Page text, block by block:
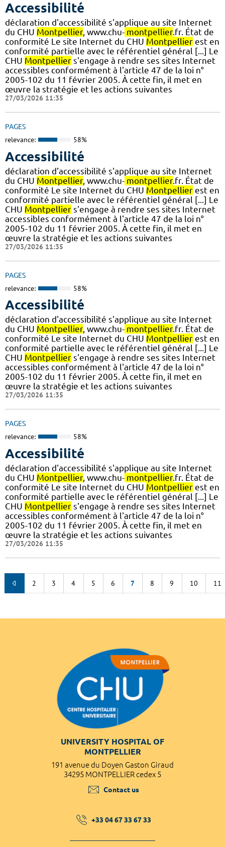
Accessibilité
déclaration d'accessibilité s'applique au site Internet
du CHU Montpellier, www.chu- montpellier.fr. État de
conformité Le site Internet du CHU Montpellier est en
conformité partielle avec le référentiel général [...] Le
CHU Montpellier s'engage à rendre ses sites Internet
accessibles conformément à l'article 47 de la loi n°
2005-102 du 11 février 2005. À cette fin, il met en
œuvre la stratégie et les actions suivantes
27/03/2026 11:35
PAGES
relevance: 58%
Accessibilité
déclaration d'accessibilité s'applique au site Internet
du CHU Montpellier, www.chu- montpellier.fr. État de
conformité Le site Internet du CHU Montpellier est en
conformité partielle avec le référentiel général [...] Le
CHU Montpellier s'engage à rendre ses sites Internet
accessibles conformément à l'article 47 de la loi n°
2005-102 du 11 février 2005. À cette fin, il met en
œuvre la stratégie et les actions suivantes
27/03/2026 11:35
PAGES
relevance: 58%
Accessibilité
déclaration d'accessibilité s'applique au site Internet
du CHU Montpellier, www.chu- montpellier.fr. État de
conformité Le site Internet du CHU Montpellier est en
conformité partielle avec le référentiel général [...] Le
CHU Montpellier s'engage à rendre ses sites Internet
accessibles conformément à l'article 47 de la loi n°
2005-102 du 11 février 2005. À cette fin, il met en
œuvre la stratégie et les actions suivantes
27/03/2026 11:35
PAGES
relevance: 58%
Accessibilité
déclaration d'accessibilité s'applique au site Internet
du CHU Montpellier, www.chu- montpellier.fr. État de
conformité Le site Internet du CHU Montpellier est en
conformité partielle avec le référentiel général [...] Le
CHU Montpellier s'engage à rendre ses sites Internet
accessibles conformément à l'article 47 de la loi n°
2005-102 du 11 février 2005. À cette fin, il met en
œuvre la stratégie et les actions suivantes
27/03/2026 11:35
2 3 4 5 6 7 8 9 10 11
UNIVERSITY HOSPITAL OF
MONTPELLIER
191 avenue du Doyen Gaston Giraud
34295 MONTPELLIER cedex 5
Contact us
+33 04 67 33 67 33